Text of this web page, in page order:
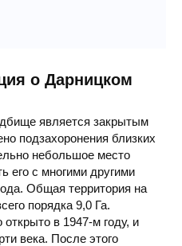
о Дарницком
является закрытым
подзахоронения близких
небольшое место
его с многими другими
Общая территория на
порядка 9,0 Га.
в 1947-м году, и
века. После этого